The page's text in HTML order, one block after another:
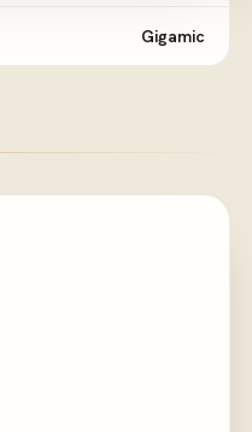
Gigamic